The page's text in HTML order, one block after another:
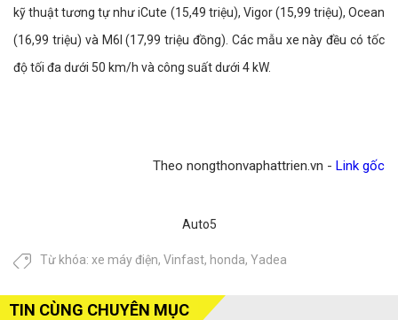
kỹ thuật tương tự như iCute (15,49 triệu), Vigor (15,99 triệu), Ocean
(16,99 triệu) và M6I (17,99 triệu đồng). Các mẫu xe này đều có tốc
độ tối đa dưới 50 km/h và công suất dưới 4 kW.
Theo nongthonvaphattrien.vn - Link gốc
Auto5
Từ khóa: xe máy điện, Vinfast, honda, Yadea
TIN CÙNG CHUYÊN MỤC